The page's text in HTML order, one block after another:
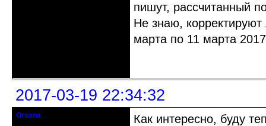
пишут, рассчитанный
Не знаю,
марта по 11 марта
2017-03-19 22:34:32
Orsana
Как интересно, буду